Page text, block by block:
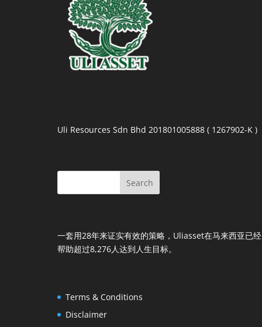
Uli Resources Sdn Bhd 201801005888 ( 1267902-K )
一套用28年来证实有效的策略，Uliasset在马来西亚已经
帮助超过8,276人达到人生目标。
Terms & Conditions
Disclaimer